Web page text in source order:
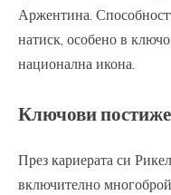
Аржентина.
натиск, особено в
национална икона.
Ключови
През кариерата си
включително